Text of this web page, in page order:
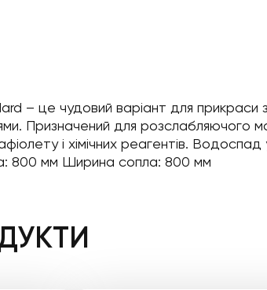
– це чудовий варіант для прикраси
Призначений для розслабляючого
і хімічних реагентів.
800 мм Ширина сопла: 800 мм